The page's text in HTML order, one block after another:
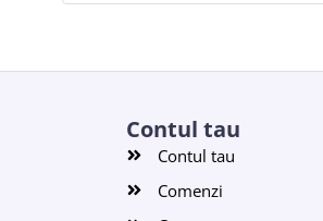
Contul tau
Contul tau
Comenzi